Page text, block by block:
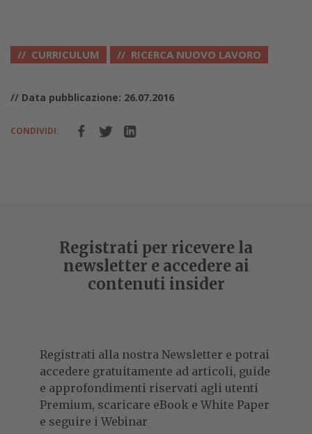
CURRICULUM RICERCA NUOVO LAVORO
// Data pubblicazione: 26.07.2016
CONDIVIDI:
Registrati per ricevere la
newsletter e accedere ai
contenuti insider
Registrati alla nostra Newsletter e potrai
accedere gratuitamente ad articoli, guide
e approfondimenti riservati agli utenti
Premium, scaricare eBook e White Paper
e seguire i Webinar